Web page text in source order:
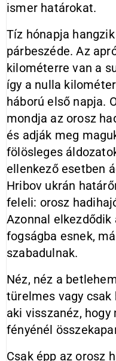
ismer határokat.
Tíz hónapja
párbeszéde. Az
kilométerre van a
így a nulla
háború első napja.
mondja az orosz
és adják meg
fölösleges
ellenkező esetben
Hribov ukrán
feleli: orosz
Azonnal elkezdődik
fogságba esnek,
szabadulnak.
Néz, néz a
türelmes vagy csak
aki visszanéz,
fényénél
Csak épp az orosz